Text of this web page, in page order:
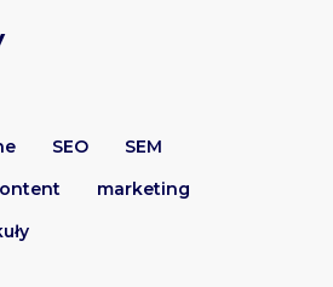
SEO
SEM
marketing